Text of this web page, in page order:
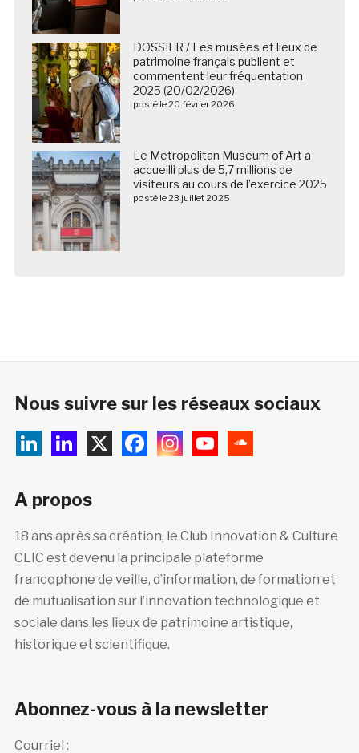
DOSSIER / Les musées et lieux de
patrimoine français publient et
commentent leur fréquentation
2025 (20/02/2026)
posté le 20 février 2026
Le Metropolitan Museum of Art a
accueilli plus de 5,7 millions de
visiteurs au cours de l’exercice 2025
posté le 23 juillet 2025
Nous suivre sur les réseaux sociaux
A propos
18 ans après sa création, le Club Innovation & Culture
CLIC est devenu la principale plateforme
francophone de veille, d’information, de formation et
de mutualisation sur l’innovation technologique et
sociale dans les lieux de patrimoine artistique,
historique et scientifique.
Abonnez-vous à la newsletter
Courriel :